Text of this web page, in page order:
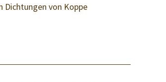
Dichtungen von Koppe